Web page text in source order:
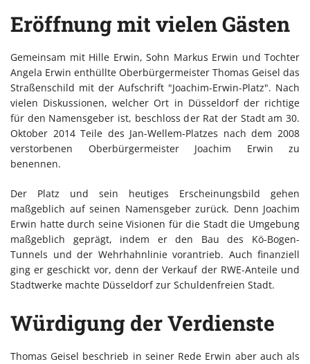
Eröffnung mit vielen Gästen
Gemeinsam mit Hille Erwin, Sohn Markus Erwin und Tochter
Angela Erwin enthüllte Oberbürgermeister Thomas Geisel das
Straßenschild mit der Aufschrift "Joachim-Erwin-Platz". Nach
vielen Diskussionen, welcher Ort in Düsseldorf der richtige
für den Namensgeber ist, beschloss der Rat der Stadt am 30.
Oktober 2014 Teile des Jan-Wellem-Platzes nach dem 2008
verstorbenen Oberbürgermeister Joachim Erwin zu
benennen.
Der Platz und sein heutiges Erscheinungsbild gehen
maßgeblich auf seinen Namensgeber zurück. Denn Joachim
Erwin hatte durch seine Visionen für die Stadt die Umgebung
maßgeblich geprägt, indem er den Bau des Kö-Bogen-
Tunnels und der Wehrhahnlinie vorantrieb. Auch finanziell
ging er geschickt vor, denn der Verkauf der RWE-Anteile und
Stadtwerke machte Düsseldorf zur Schuldenfreien Stadt.
Würdigung der Verdienste
Thomas Geisel beschrieb in seiner Rede Erwin aber auch als